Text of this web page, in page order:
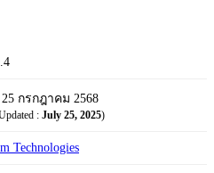
กรกฎาคม 2568
: July 25, 2025)
Technologies